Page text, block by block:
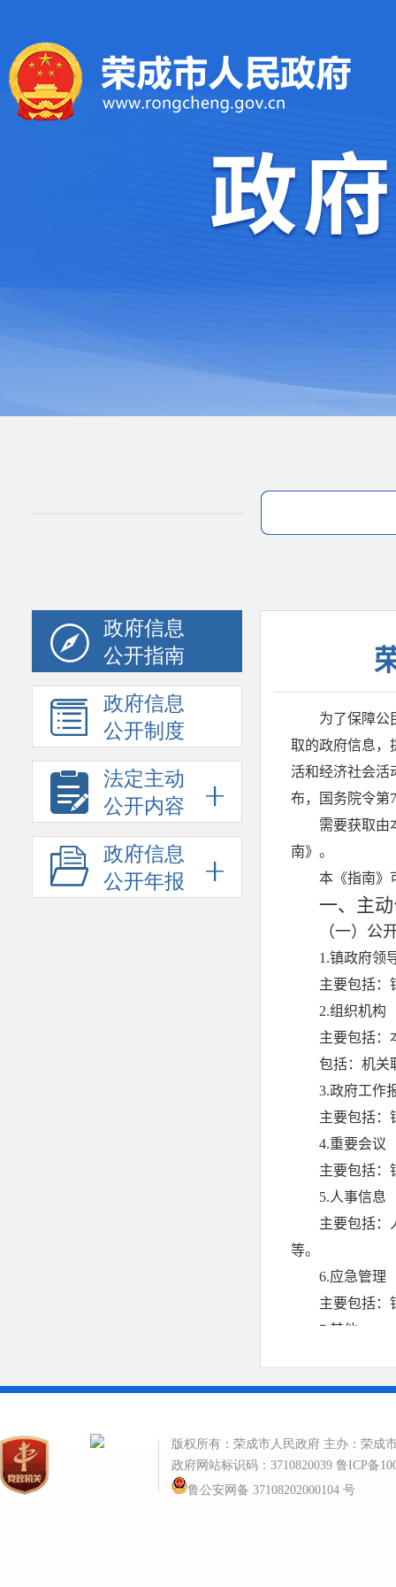
政府信息
公开指南
政府信息
公开制度
法定主动
公开内容
政府信息
公开年报
版权所有：荣成市人民政府 主办：荣成
政府网站标识码：3710820039 鲁ICP备
鲁公安网备 37108202000104 号